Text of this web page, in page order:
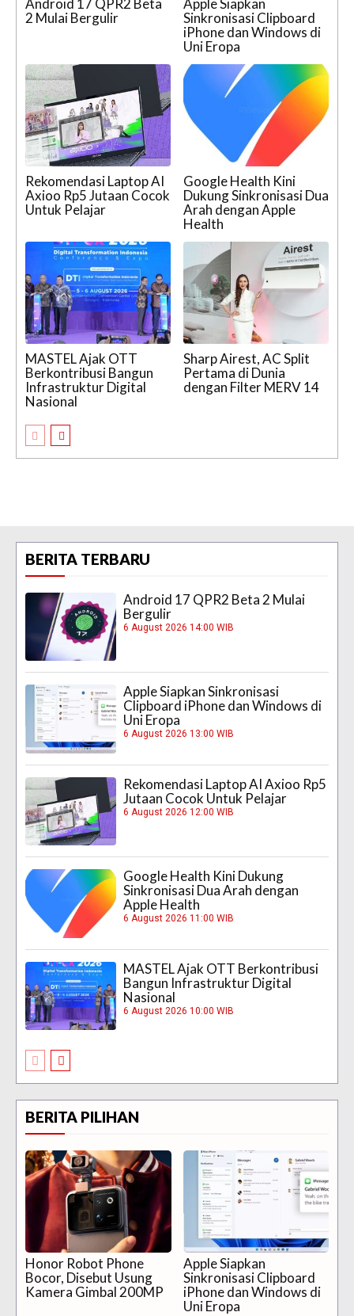
Android 17 QPR2 Beta
2 Mulai Bergulir
Apple Siapkan
Sinkronisasi Clipboard
iPhone dan Windows di
Uni Eropa
Rekomendasi Laptop AI
Axioo Rp5 Jutaan Cocok
Untuk Pelajar
Google Health Kini
Dukung Sinkronisasi Dua
Arah dengan Apple
Health
MASTEL Ajak OTT
Berkontribusi Bangun
Infrastruktur Digital
Nasional
Sharp Airest, AC Split
Pertama di Dunia
dengan Filter MERV 14
BERITA TERBARU
Android 17 QPR2 Beta 2 Mulai
Bergulir
6 August 2026 14:00 WIB
Apple Siapkan Sinkronisasi
Clipboard iPhone dan Windows di
Uni Eropa
6 August 2026 13:00 WIB
Rekomendasi Laptop AI Axioo Rp5
Jutaan Cocok Untuk Pelajar
6 August 2026 12:00 WIB
Google Health Kini Dukung
Sinkronisasi Dua Arah dengan
Apple Health
6 August 2026 11:00 WIB
MASTEL Ajak OTT Berkontribusi
Bangun Infrastruktur Digital
Nasional
6 August 2026 10:00 WIB
BERITA PILIHAN
Honor Robot Phone
Bocor, Disebut Usung
Kamera Gimbal 200MP
Apple Siapkan
Sinkronisasi Clipboard
iPhone dan Windows di
Uni Eropa